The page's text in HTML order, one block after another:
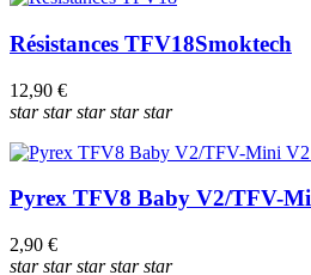
Résistances TFV18Smoktech
12,90 €
starstarstarstarstar
Pyrex TFV8 Baby V2/TFV-
2,90 €
starstarstarstarstar